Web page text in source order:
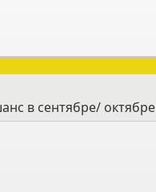
в сентябре/ октябре